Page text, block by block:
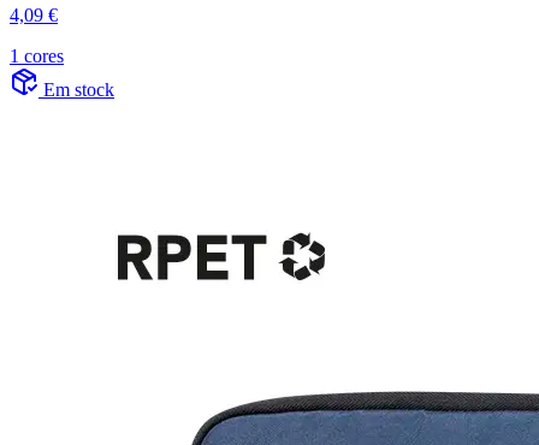
4,09 €
1 cores
Em stock